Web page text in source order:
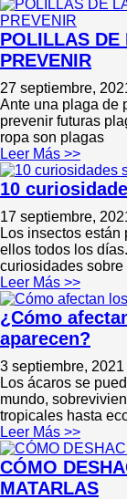
POLILLAS DE
PREVENIR
27 septiembre,
Ante una plaga de
prevenir futuras
ropa son plagas
Leer Más >>
10
17 septiembre,
Los insectos están
ellos todos los
curiosidades
Leer Más >>
¿Cómo
aparecen?
3 septiembre, 2021
Los ácaros se
mundo,
tropicales hasta
Leer Más >>
CÓMO
MATARLAS